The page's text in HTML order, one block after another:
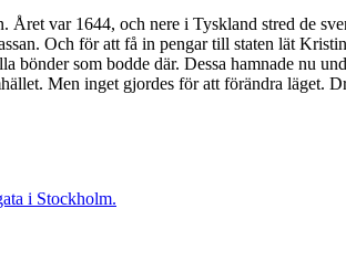
var 1644, och nere i Tyskland stred de
Och för att få in pengar till staten lät
bönder som bodde där. Dessa hamnade nu
Men inget gjordes för att förändra